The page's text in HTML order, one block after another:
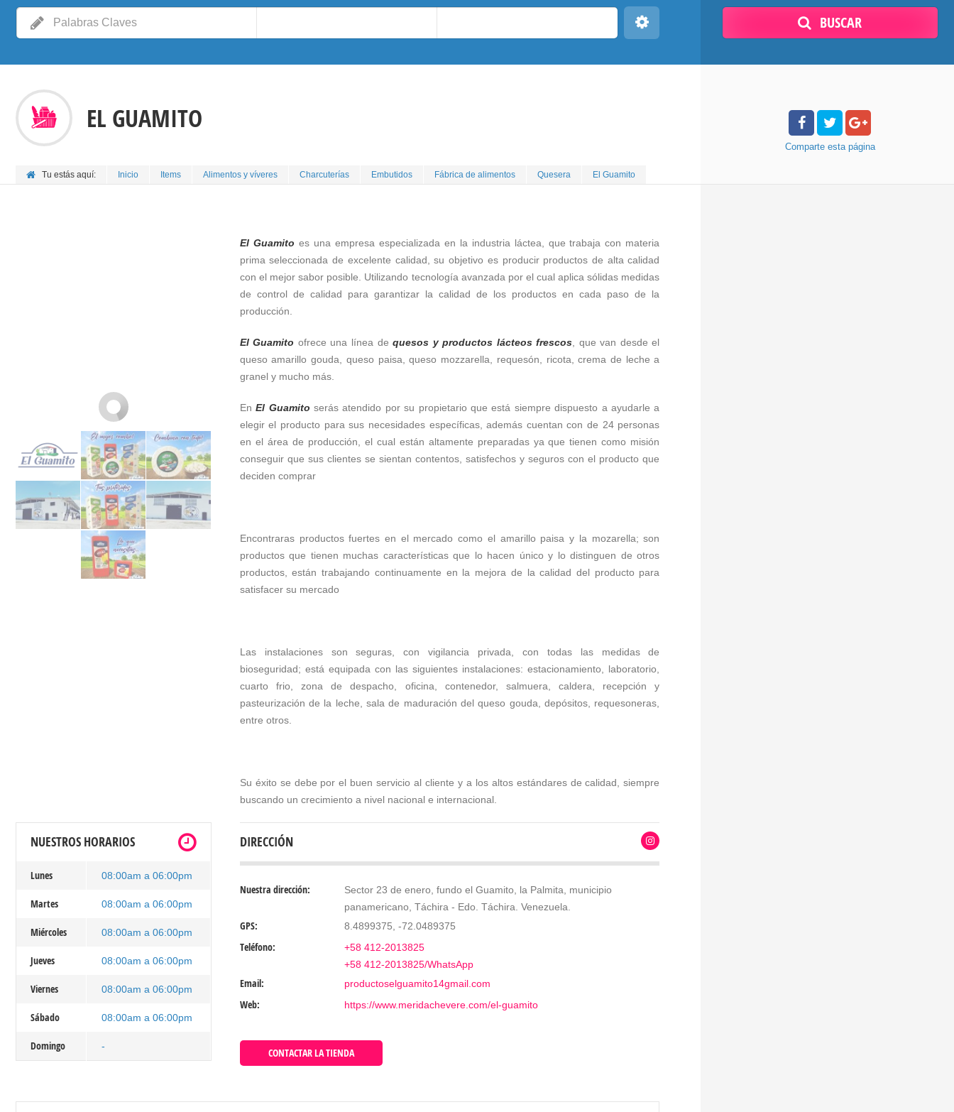
BUSCAR
EL GUAMITO
Tu estás aquí: Inicio Items Alimentos y víveres Charcuterías Embutidos Fábrica de alimentos Quesera El Guamito
Comparte esta página
El Guamito es una empresa especializada en la industria láctea, que trabaja con materia
prima seleccionada de excelente calidad, su objetivo es producir productos de alta calidad
con el mejor sabor posible. Utilizando tecnología avanzada por el cual aplica sólidas medidas
de control de calidad para garantizar la calidad de los productos en cada paso de la
producción.
El Guamito ofrece una línea dequesos y productos lácteos frescos , que van desde el
queso amarillo gouda, queso paisa, queso mozzarella, requesón, ricota, crema de leche a
granel y mucho más.
EnEl Guamito serás atendido por su propietario que está siempre dispuesto a ayudarle a
elegir el producto para sus necesidades específicas, además cuentan con de 24 personas
en el área de producción, el cual están altamente preparadas ya que tienen como misión
conseguir que sus clientes se sientan contentos, satisfechos y seguros con el producto que
deciden comprar
Encontraras productos fuertes en el mercado como el amarillo paisa y la mozarella; son
productos que tienen muchas características que lo hacen único y lo distinguen de otros
productos, están trabajando continuamente en la mejora de la calidad del producto para
satisfacer su mercado
Las instalaciones son seguras, con vigilancia privada, con todas las medidas de
bioseguridad; está equipada con las siguientes instalaciones: estacionamiento, laboratorio,
cuarto frio, zona de despacho, oficina, contenedor, salmuera, caldera, recepción y
pasteurización de la leche, sala de maduración del queso gouda, depósitos, requesoneras,
entre otros.
Su éxito se debe por el buen servicio al cliente y a los altos estándares de calidad, siempre
buscando un crecimiento a nivel nacional e internacional.
NUESTROS HORARIOS
Lunes 08:00am a 06:00pm
Martes 08:00am a 06:00pm
Miércoles 08:00am a 06:00pm
Jueves 08:00am a 06:00pm
Viernes 08:00am a 06:00pm
Sábado 08:00am a 06:00pm
Domingo -
DIRECCIÓN
Nuestra dirección:
Sector 23 de enero, fundo el Guamito, la Palmita, municipio
panamericano, Táchira - Edo. Táchira. Venezuela.
GPS: 8.4899375, -72.0489375
Teléfono:
+58 412-2013825
+58 412-2013825/WhatsApp
Email: productoselguamito14gmail.com
Web: https://www.meridachevere.com/el-guamito
CONTACTAR LA TIENDA